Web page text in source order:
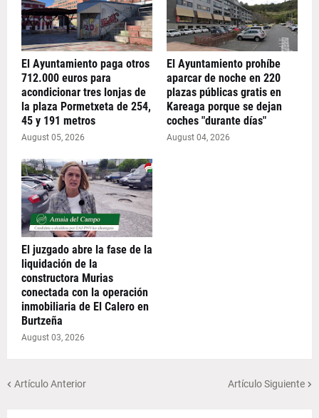
El Ayuntamiento paga otros
712.000 euros para
acondicionar tres lonjas de
la plaza Pormetxeta de 254,
45 y 191 metros
August 05, 2026
El Ayuntamiento prohíbe
aparcar de noche en 220
plazas públicas gratis en
Kareaga porque se dejan
coches "durante días"
August 04, 2026
El juzgado abre la fase de la
liquidación de la
constructora Murias
conectada con la operación
inmobiliaria de El Calero en
Burtzeña
August 03, 2026
Artículo Anterior Artículo Siguiente